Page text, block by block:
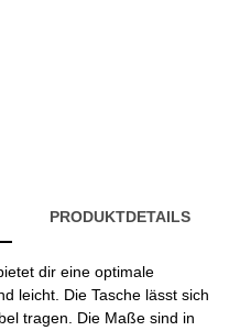
PRODUKTDETAILS
dir eine optimale
leicht. Die Tasche lässt sich
tragen. Die Maße sind in